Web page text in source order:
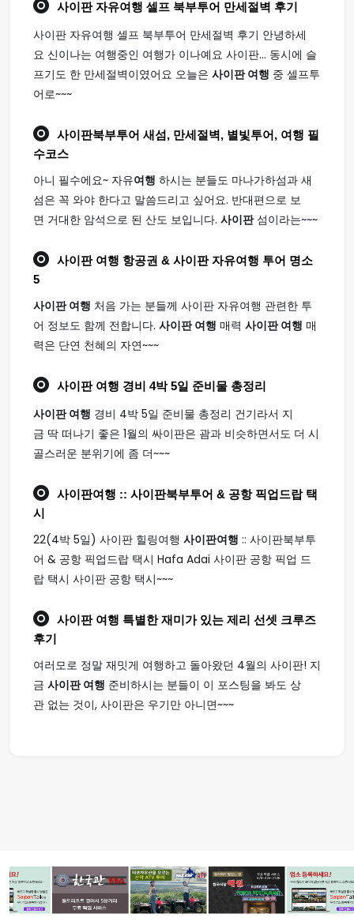
사이판자유여행 셀프 북부투어 만세절벽 후기
사이판 자유여행 셀프 북부투어 만세절벽 후기 안녕하세
요 신이나는 여행중인 여행가 이나예요 사이판... 동시에 슬
프기도 한 만세절벽이였어요 오늘은 사이판 여행 중 셀프투
어로~~~
사이판북부투어 새섬, 만세절벽, 별빛투어, 여행 필
수코스
아니 필수에요~ 자유여행 하시는 분들도 마나가하섬과 새
섬은 꼭 와야 한다고 말씀드리고 싶어요. 반대편으로 보
면 거대한 암석으로 된 산도 보입니다. 사이판섬이라는~~~
사이판 여행 항공권 & 사이판 자유여행 투어 명소
5
사이판 여행 처음 가는 분들께 사이판 자유여행 관련한 투
어 정보도 함께 전합니다. 사이판 여행 매력 사이판 여행 매
력은 단연 천혜의 자연~~~
사이판 여행 경비 4박 5일 준비물 총정리
사이판 여행 경비 4박 5일 준비물 총정리 건기라서 지
금 딱 떠나기 좋은 1월의 싸이판은 괌과 비슷하면서도 더 시
골스러운 분위기에 좀 더~~~
사이판여행 :: 사이판북부투어 & 공항 픽업드랍 택
시
22(4박 5일) 사이판 힐링여행 사이판여행 :: 사이판북부투
어 & 공항 픽업드랍 택시 Hafa Adai 사이판 공항 픽업 드
랍 택시 사이판 공항 택시~~~
사이판 여행 특별한 재미가 있는 제리 선셋 크루즈
후기
여러모로 정말 재밋게 여행하고 돌아왔던 4월의 사이판! 지
금 사이판 여행 준비하시는 분들이 이 포스팅을 봐도 상
관 없는 것이, 사이판은 우기만 아니면~~~